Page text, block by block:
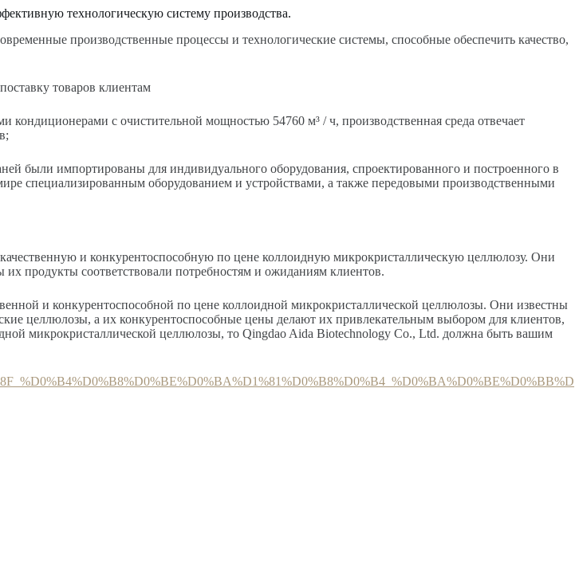
технологическую систему производства.
производственные процессы и технологические системы, способные обеспечить качество,
товаров клиентам
с очистительной мощностью 54760 м³ / ч, производственная среда отвечает
были импортированы для индивидуального оборудования, спроектированного и построенного в
специализированным оборудованием и устройствами, а также передовыми производственными
и конкурентоспособную по цене коллоидную микрокристаллическую целлюлозу. Они
продукты соответствовали потребностям и ожиданиям клиентов.
и конкурентоспособной по цене коллоидной микрокристаллической целлюлозы. Они известны
целлюлозы, а их конкурентоспособные цены делают их привлекательным выбором для клиентов,
микрокристаллической целлюлозы, то Qingdao Aida Biotechnology Co., Ltd. должна быть вашим